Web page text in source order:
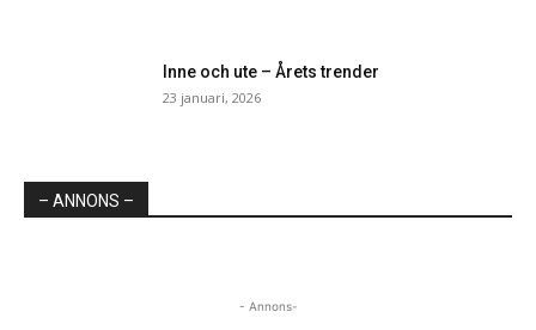
Inne och ute – Årets trender
23 januari, 2026
– ANNONS –
- Annons-